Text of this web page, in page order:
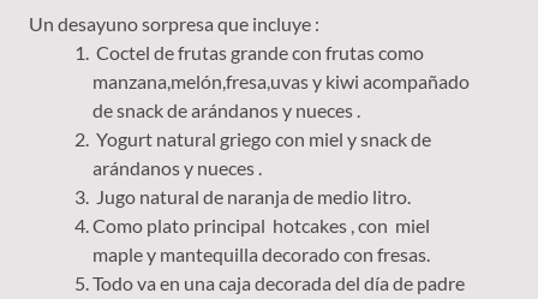
Un desayuno sorpresa que incluye :
Coctel de frutas grande con frutas como
manzana,melón,fresa,uvas y kiwi acompañado
de snack de arándanos y nueces .
Yogurt natural griego con miel y snack de
arándanos y nueces .
Jugo natural de naranja de medio litro.
Como plato principal hotcakes , con miel
maple y mantequilla decorado con fresas.
Todo va en una caja decorada del día de padre